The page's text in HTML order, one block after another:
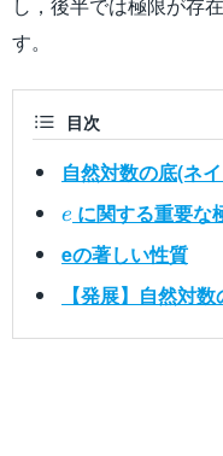
し，後半では極限が存
す。
目次
自然対数の底(ネ
e
e に関する重要な
eの著しい性質
【発展】自然対